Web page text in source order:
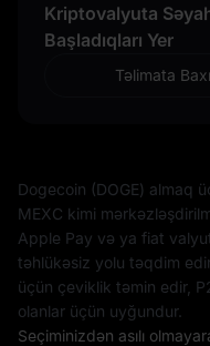
Kriptovalyuta
Başladıqları Yer
Təlimata
Dogecoin (DOGE) almaq
MEXC kimi
Apple Pay və ya fiat
təhlükəsiz yolu təqdim
üçün çeviklik təmin edir,
olanlar üçün uyğundur.
Seçiminizdən asılı